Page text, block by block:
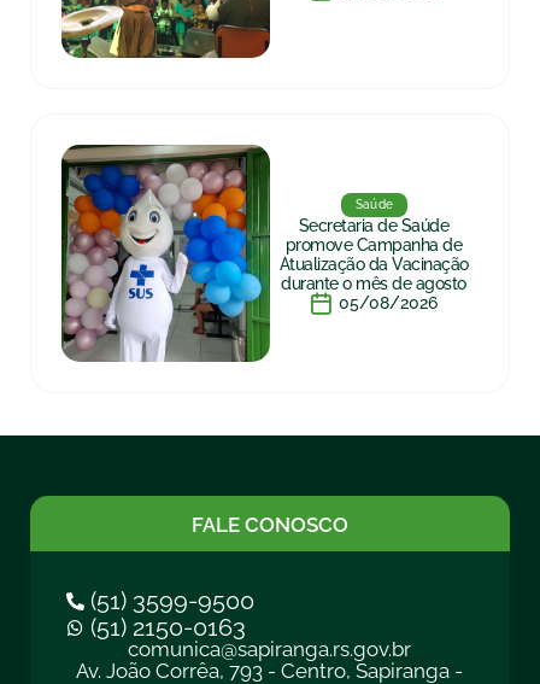
Saúde
Secretaria de Saúde
promove Campanha de
Atualização da Vacinação
durante o mês de agosto
05/08/2026
FALE CONOSCO
(51) 3599-9500
(51) 2150-0163
comunica@sapiranga.rs.gov.br
Av. João Corrêa, 793 - Centro, Sapiranga -